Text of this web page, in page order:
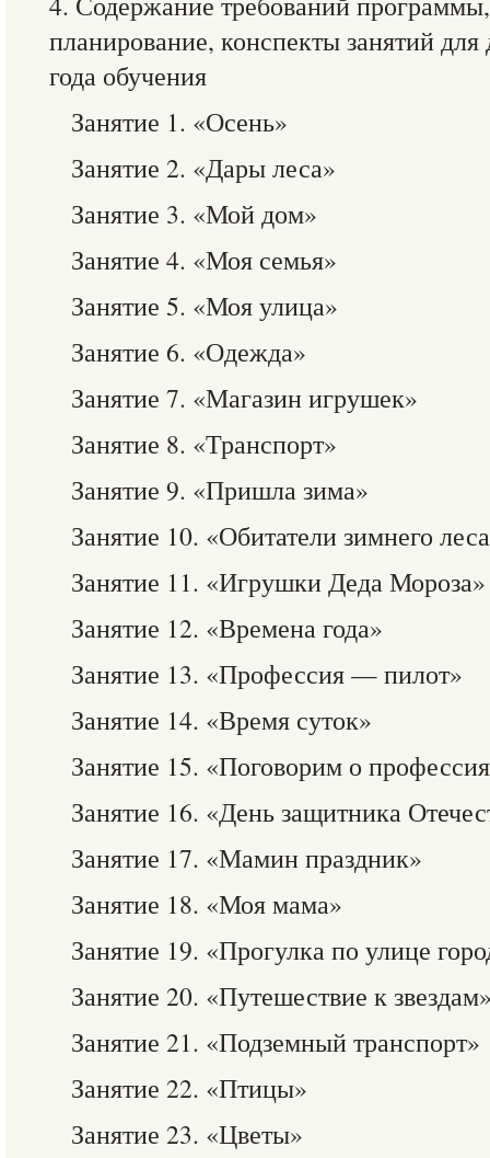
планирование, конспекты занятий для
года обучения
Занятие 1. «Осень»
Занятие 2. «Дары леса»
Занятие 3. «Мой дом»
Занятие 4. «Моя семья»
Занятие 5. «Моя улица»
Занятие 6. «Одежда»
Занятие 7. «Магазин игрушек»
Занятие 8. «Транспорт»
Занятие 9. «Пришла зима»
Занятие 10. «Обитатели зимнего
Занятие 11. «Игрушки Деда Мороза»
Занятие 12. «Времена года»
Занятие 13. «Профессия — пилот»
Занятие 14. «Время суток»
Занятие 15. «Поговорим о
Занятие 16. «День защитника
Занятие 17. «Мамин праздник»
Занятие 18. «Моя мама»
Занятие 19. «Прогулка по улице
Занятие 20. «Путешествие к
Занятие 21. «Подземный транспорт»
Занятие 22. «Птицы»
Занятие 23. «Цветы»